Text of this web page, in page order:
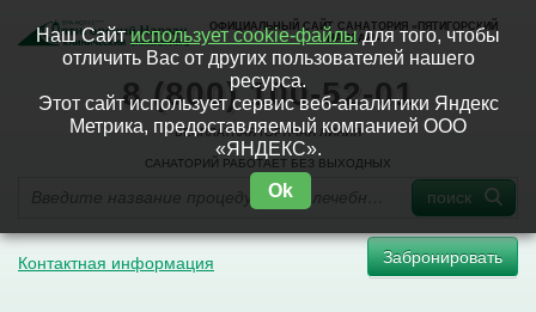
ОФИЦИАЛЬНЫЙ САЙТ САНАТОРИЯ «ПЯТИГОРСКИЙ
НАРЗАН»
8 (800) 100-52-01
БЕСПЛАТНАЯ ГОРЯЧАЯ ЛИНИЯ
САНАТОРИЙ РАБОТАЕТ БЕЗ ВЫХОДНЫХ
поиск
Контактная информация Забронировать
Наш Сайтиспользует cookie-файлыдля того, чтобы
отличить Вас от других пользователей нашего
ресурса.
Этот сайт использует сервис веб-аналитики Яндекс
Метрика, предоставляемый компанией ООО
«ЯНДЕКС».
Ok